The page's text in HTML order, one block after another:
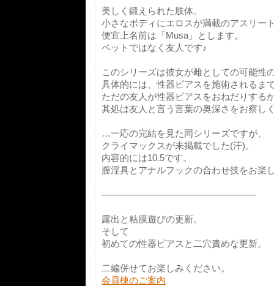
美しく鍛えられた肢体。
小さなボディにエロスが満載のアスリー
便宜上名前は「Musa」とします。
ペットではなく友人です♪
このシリーズは彼女が雌としての可能性
具体的には、性器ピアスを施術されるま
ただの友人が性器ピアスをおねだりする
其処は友人と言う言葉の奥深さをお察し
…一応の完結を見た同シリーズですが、
クライマックスが未掲載でした(汗)。
内容的には10.5です。
膣淫具とアナルフックの合わせ技をお楽
───────────────────────
露出と粘膜遊びの更新。
そして
初めての性器ピアスと二穴責めな更新。
二編併せてお楽しみください。
会員棟のご案内